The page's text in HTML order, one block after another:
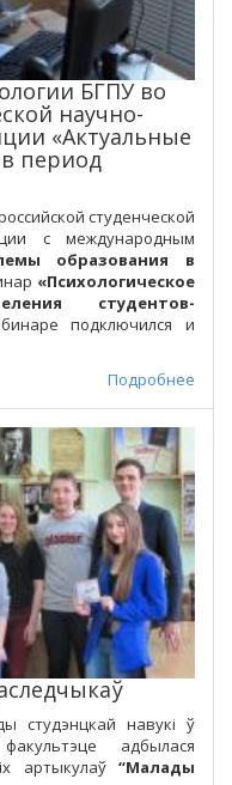
БГПУ во
научно-
«Актуальные
период
студенческой
с международным
образования в
«Психологическое
студентов-
подключился и
Подробнее
студэнцкай навукі ў
адбылася
артыкулаў “Малады